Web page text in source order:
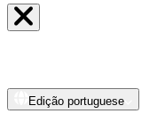
Edição portuguese